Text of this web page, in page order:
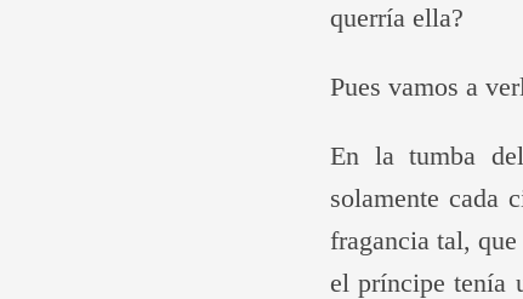
querría ella?
Pues vamos a
En la tumba
solamente cada
fragancia tal,
el príncipe tenía